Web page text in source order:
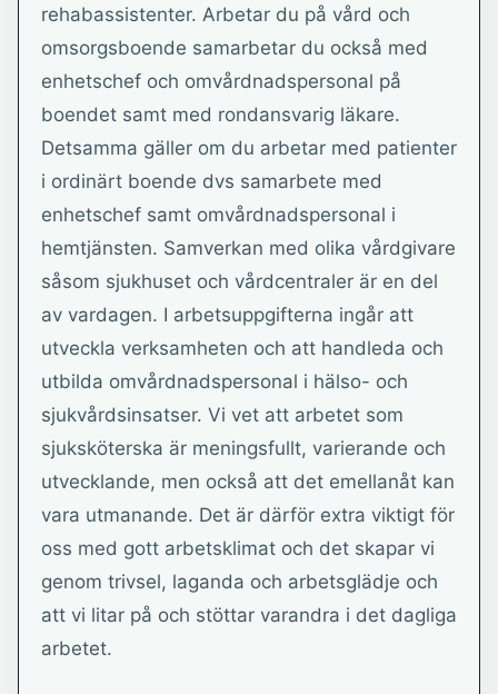
rehabassistenter. Arbetar du på vård och
omsorgsboende samarbetar du också med
enhetschef och omvårdnadspersonal på
boendet samt med rondansvarig läkare.
Detsamma gäller om du arbetar med patienter
i ordinärt boende dvs samarbete med
enhetschef samt omvårdnadspersonal i
hemtjänsten. Samverkan med olika vårdgivare
såsom sjukhuset och vårdcentraler är en del
av vardagen. I arbetsuppgifterna ingår att
utveckla verksamheten och att handleda och
utbilda omvårdnadspersonal i hälso- och
sjukvårdsinsatser. Vi vet att arbetet som
sjuksköterska är meningsfullt, varierande och
utvecklande, men också att det emellanåt kan
vara utmanande. Det är därför extra viktigt för
oss med gott arbetsklimat och det skapar vi
genom trivsel, laganda och arbetsglädje och
att vi litar på och stöttar varandra i det dagliga
arbetet.